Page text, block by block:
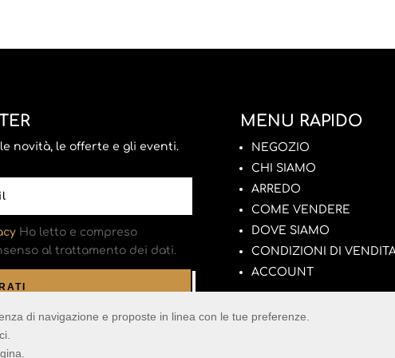
novità, le offerte e gli eventi.
Ho letto e compreso
al trattamento dei dati.
MENU RAPIDO
NEGOZIO
CHI SIAMO
ARREDO
COME VENDERE
DOVE SIAMO
CONDIZIONI DI
ACCOUNT
di navigazione e proposte in linea con le tue preferenze.